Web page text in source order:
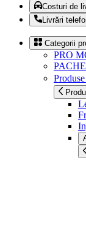
Costuri de
Livrări
Categorii
PRO